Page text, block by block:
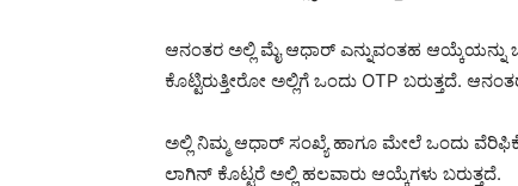
ಆನಂತರ ಅಲ್ಲಿ ಮೈ ಆಧಾರ್ ಎನ್ನುವಂತಹ ಆಯ್ಕೆಯನ್ನು
ಕೊಟ್ಟಿರುತ್ತೀರೋ ಅಲ್ಲಿಗೆ ಒಂದು OTP ಬರುತ್ತದೆ.
ಅಲ್ಲಿ ನಿಮ್ಮ ಆಧಾರ್ ಸಂಖ್ಯೆ ಹಾಗೂ ಮೇಲೆ ಒಂದು
ಲಾಗಿನ್ ಕೊಟ್ಟರೆ ಅಲ್ಲಿ ಹಲವಾರು ಆಯ್ಕೆಗಳು ಬರುತ್ತದೆ.